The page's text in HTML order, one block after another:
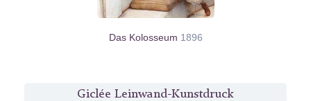
Das Kolosseum 1896
Giclée Leinwand-Kunstdruck